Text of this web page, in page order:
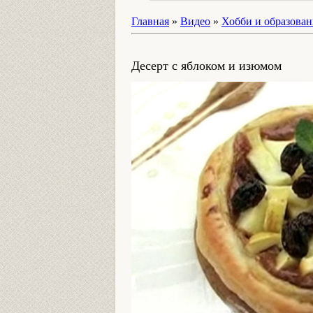
Главная » Видео » Хобби и
Десерт с яблоком и изюмом